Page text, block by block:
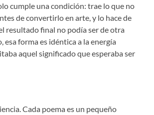
cumple una condición: trae lo que no
de convertirlo en arte, y lo hace de
resultado final no podía ser de otra
esa forma es idéntica a la energía
aquel significado que esperaba ser
Cada poema es un pequeño